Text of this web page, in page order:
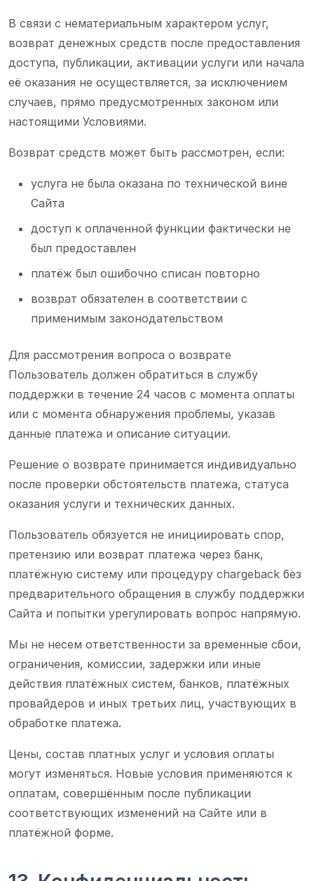
В связи с нематериальным характером услуг,
возврат денежных средств после предоставления
доступа, публикации, активации услуги или начала
её оказания не осуществляется, за исключением
случаев, прямо предусмотренных законом или
настоящими Условиями.
Возврат средств может быть рассмотрен, если:
услуга не была оказана по технической вине
Сайта
доступ к оплаченной функции фактически не
был предоставлен
платёж был ошибочно списан повторно
возврат обязателен в соответствии с
применимым законодательством
Для рассмотрения вопроса о возврате
Пользователь должен обратиться в службу
поддержки в течение 24 часов с момента оплаты
или с момента обнаружения проблемы, указав
данные платежа и описание ситуации.
Решение о возврате принимается индивидуально
после проверки обстоятельств платежа, статуса
оказания услуги и технических данных.
Пользователь обязуется не инициировать спор,
претензию или возврат платежа через банк,
платёжную систему или процедуру chargeback без
предварительного обращения в службу поддержки
Сайта и попытки урегулировать вопрос напрямую.
Мы не несем ответственности за временные сбои,
ограничения, комиссии, задержки или иные
действия платёжных систем, банков, платёжных
провайдеров и иных третьих лиц, участвующих в
обработке платежа.
Цены, состав платных услуг и условия оплаты
могут изменяться. Новые условия применяются к
оплатам, совершённым после публикации
соответствующих изменений на Сайте или в
платёжной форме.